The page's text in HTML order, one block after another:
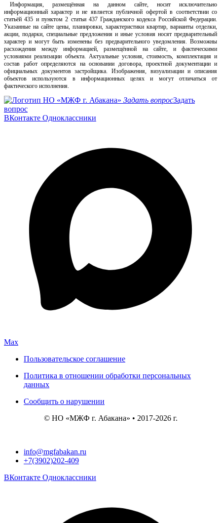
Информация, размещённая на данном сайте, носит исключительно
информационный характер и не является публичной офертой в соответствии со
статьёй 435 и пунктом 2 статьи 437 Гражданского кодекса Российской Федерации.
Указанные на сайте цены, планировки, характеристики квартир, варианты отделки,
акции, подарки, специальные предложения и иные условия носят предварительный
характер и могут быть изменены без предварительного уведомления. Возможны
расхождения между информацией, размещённой на сайте, и фактическими
условиями реализации объекта. Актуальные условия, стоимость, комплектация и
состав работ определяются на основании договора, проектной документации и
официальных документов застройщика. Изображения, визуализации и описания
объектов используются в информационных целях и могут отличаться от
фактического исполнения.
Задать вопросЗадать
вопрос
ВКонтакте Одноклассники
Max
Пользовательское соглашение
Политика в отношении обработки персональных
данных
Сообщить о нарушении
© НО «МЖФ г. Абакана» • 2017-2026 г.
info@mgfabakan.ru
+7(3902)202-409
ВКонтакте Одноклассники